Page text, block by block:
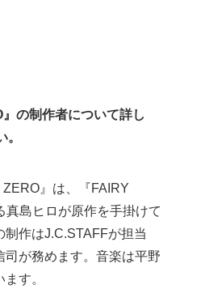
』の制作者について詳し
。
』は、『FAIRY
真島ヒロが原作を手掛けて
制作はJ.C.STAFFが担当
司が務めます。音楽は平野
す。